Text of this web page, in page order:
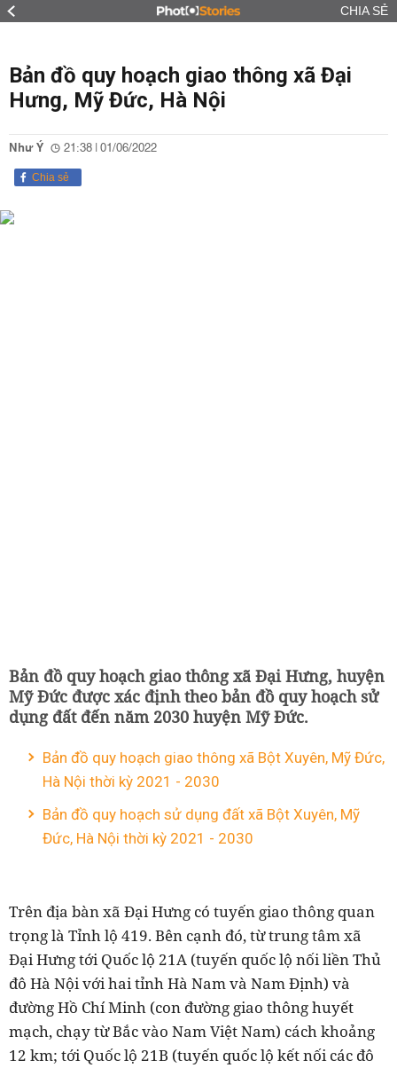
CHIA SẺ
Bản đồ quy hoạch giao thông xã Đại
Hưng, Mỹ Đức, Hà Nội
Như Ý 21:38 | 01/06/2022
Chia sẻ
Bản đồ quy hoạch giao thông xã Đại Hưng, huyện
Mỹ Đức được xác định theo bản đồ quy hoạch sử
dụng đất đến năm 2030 huyện Mỹ Đức.
Bản đồ quy hoạch giao thông xã Bột Xuyên, Mỹ Đức,
Hà Nội thời kỳ 2021 - 2030
Bản đồ quy hoạch sử dụng đất xã Bột Xuyên, Mỹ
Đức, Hà Nội thời kỳ 2021 - 2030
Trên địa bàn xã Đại Hưng có tuyến giao thông quan
trọng là Tỉnh lộ 419. Bên cạnh đó, từ trung tâm xã
Đại Hưng tới Quốc lộ 21A (tuyến quốc lộ nối liền Thủ
đô Hà Nội với hai tỉnh Hà Nam và Nam Định) và
đường Hồ Chí Minh (con đường giao thông huyết
mạch, chạy từ Bắc vào Nam Việt Nam) cách khoảng
12 km; tới Quốc lộ 21B (tuyến quốc lộ kết nối các đô